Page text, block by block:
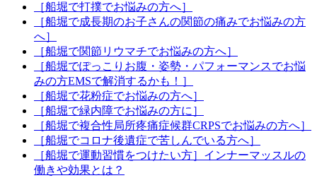
［船堀で打撲でお悩みの方へ］
［船堀で成長期のお子さんの関節の痛みでお悩みの方
へ］
［船堀で関節リウマチでお悩みの方へ］
［船堀でぽっこりお腹・姿勢・パフォーマンスでお悩
みの方EMSで解消するかも！］
［船堀で花粉症でお悩みの方へ］
［船堀で緑内障でお悩みの方に］
［船堀で複合性局所疼痛症候群CRPSでお悩みの方へ］
［船堀でコロナ後遺症で苦しんでいる方へ］
［船堀で運動習慣をつけたい方］インナーマッスルの
働きや効果とは？